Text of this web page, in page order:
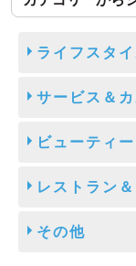
ライフスタ
サービス＆
ビューティ
レストラン
その他